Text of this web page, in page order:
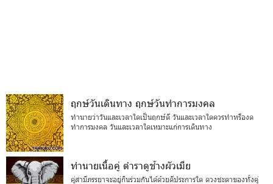
ฤกษ์วันเดินทาง ฤกษ์วันทำการมงคล
ทำนายว่าวันและเวลาใดเป็นฤกษ์ดี วันและเวลาใดควรทำหรืองด
ทำการมงคล วันและเวลาใดเหมาะแก่การเดินทาง
ทำนายเนื้อคู่ ตำราดูช้างผัวเมีย
คู่สามีภรรยาจะอยู่กินร่วมกันได้ด้วยดีประการใด ดวงชะตาของทั้งคู่